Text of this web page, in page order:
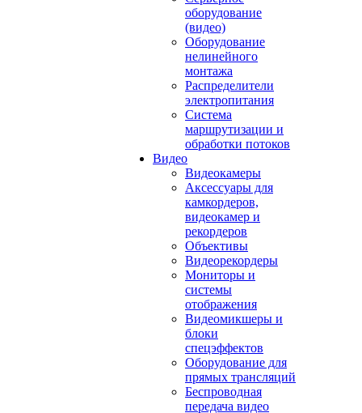
оборудование
(видео)
Оборудование
нелинейного
монтажа
Распределители
электропитания
Система
маршрутизации и
обработки потоков
Видео
Видеокамеры
Аксессуары для
камкордеров,
видеокамер и
рекордеров
Объективы
Видеорекордеры
Мониторы и
системы
отображения
Видеомикшеры и
блоки
спецэффектов
Оборудование для
прямых трансляций
Беспроводная
передача видео